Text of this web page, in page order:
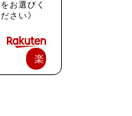
をお選びく
ださい》
楽